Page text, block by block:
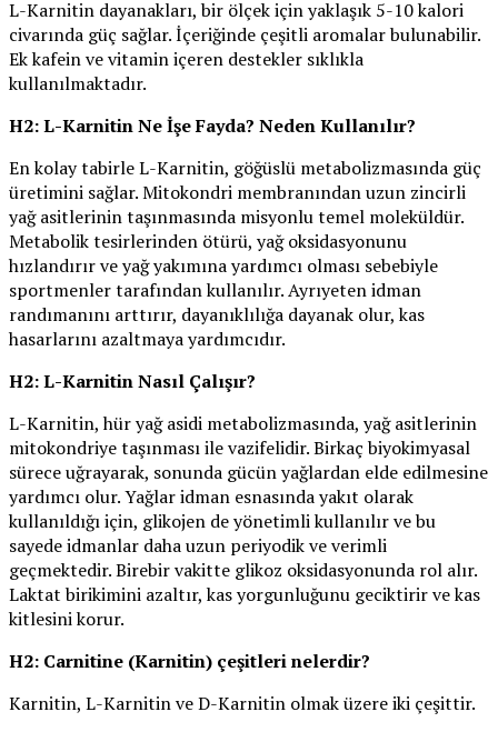
L-Karnitin dayanakları, bir ölçek için yaklaşık 5-10 kalori
civarında güç sağlar. İçeriğinde çeşitli aromalar bulunabilir.
Ek kafein ve vitamin içeren destekler sıklıkla
kullanılmaktadır.
H2: L-Karnitin Ne İşe Fayda? Neden Kullanılır?
En kolay tabirle L-Karnitin, göğüslü metabolizmasında güç
üretimini sağlar. Mitokondri membranından uzun zincirli
yağ asitlerinin taşınmasında misyonlu temel moleküldür.
Metabolik tesirlerinden ötürü, yağ oksidasyonunu
hızlandırır ve yağ yakımına yardımcı olması sebebiyle
sportmenler tarafından kullanılır. Ayrıyeten idman
randımanını arttırır, dayanıklılığa dayanak olur, kas
hasarlarını azaltmaya yardımcıdır.
H2: L-Karnitin Nasıl Çalışır?
L-Karnitin, hür yağ asidi metabolizmasında, yağ asitlerinin
mitokondriye taşınması ile vazifelidir. Birkaç biyokimyasal
sürece uğrayarak, sonunda gücün yağlardan elde edilmesine
yardımcı olur. Yağlar idman esnasında yakıt olarak
kullanıldığı için, glikojen de yönetimli kullanılır ve bu
sayede idmanlar daha uzun periyodik ve verimli
geçmektedir. Birebir vakitte glikoz oksidasyonunda rol alır.
Laktat birikimini azaltır, kas yorgunluğunu geciktirir ve kas
kitlesini korur.
H2: Carnitine (Karnitin) çeşitleri nelerdir?
Karnitin, L-Karnitin ve D-Karnitin olmak üzere iki çeşittir.